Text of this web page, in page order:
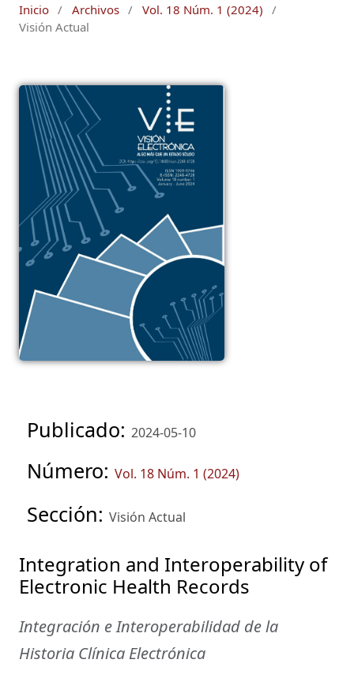
Inicio / Archivos / Vol. 18 Núm. 1 (2024)
/
Visión Actual
Publicado: 2024-05-10
Número: Vol. 18 Núm. 1 (2024)
Sección: Visión Actual
Integration and Interoperability of
Electronic Health Records
Integración e Interoperabilidad de la
Historia Clínica Electrónica